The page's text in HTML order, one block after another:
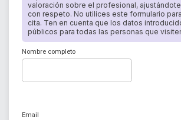
valoración sobre el profesional,
con respeto. No utilices este formulario
cita. Ten en cuenta que los datos
públicos para todas las personas que
Nombre completo
Email